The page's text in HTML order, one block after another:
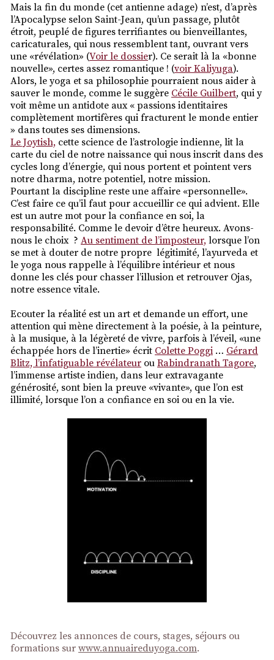
Mais la fin du monde (cet antienne adage) n’est, d’après
l’Apocalypse selon Saint-Jean, qu’un passage, plutôt
étroit, peuplé de figures terrifiantes ou bienveillantes,
caricaturales, qui nous ressemblent tant, ouvrant vers
une «révélation» (Voir le dossier). Ce serait là la «bonne
nouvelle», certes assez romantique ! (voir Kaliyuga).
Alors, le yoga et sa philosophie pourraient nous aider à
sauver le monde, comme le suggère Cécile Guilbert, qui y
voit même un antidote aux « passions identitaires
complètement mortifères qui fracturent le monde entier
» dans toutes ses dimensions.
Le Joytish, cette science de l’astrologie indienne, lit la
carte du ciel de notre naissance qui nous inscrit dans des
cycles long d’énergie, qui nous portent et pointent vers
notre dharma, notre potentiel, notre mission.
Pourtant la discipline reste une affaire «personnelle».
C’est faire ce qu’il faut pour accueillir ce qui advient. Elle
est un autre mot pour la confiance en soi, la
responsabilité. Comme le devoir d’être heureux. Avons-
nous le choix ? Au sentiment de l’imposteur, lorsque l’on
se met à douter de notre propre légitimité, l’ayurveda et
le yoga nous rappelle à l’équilibre intérieur et nous
donne les clés pour chasser l’illusion et retrouver Ojas,
notre essence vitale.
Ecouter la réalité est un art et demande un effort, une
attention qui mène directement à la poésie, à la peinture,
à la musique, à la légèreté de vivre, parfois à l’éveil, «une
échappée hors de l’inertie» écrit Colette Poggi … Gérard
Blitz, l’infatiguable révélateur ou Rabindranath Tagore,
l’immense artiste indien, dans leur extravagante
générosité, sont bien la preuve «vivante», que l’on est
illimité, lorsque l’on a confiance en soi ou en la vie.
Découvrez les annonces de cours, stages, séjours ou
formations sur www.annuaireduyoga.com.